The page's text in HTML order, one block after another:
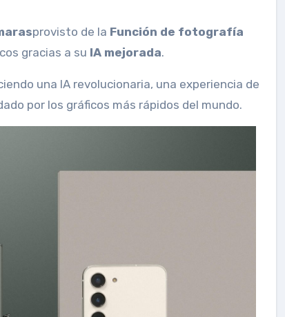
provisto de la Función de fotografía
gracias a su IA mejorada.
una IA revolucionaria, una experiencia de
por los gráficos más rápidos del mundo.